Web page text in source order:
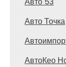
Авто Точка
АвтоКео